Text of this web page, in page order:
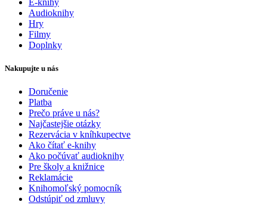
E-knihy
Audioknihy
Hry
Filmy
Doplnky
Nakupujte u nás
Doručenie
Platba
Prečo práve u nás?
Najčastejšie otázky
Rezervácia v kníhkupectve
Ako čítať e-knihy
Ako počúvať audioknihy
Pre školy a knižnice
Reklamácie
Knihomoľský pomocník
Odstúpiť od zmluvy